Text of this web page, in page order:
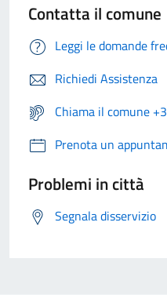
Contatta il comune
Leggi le domande
Richiedi Assistenza
Chiama il comune
Prenota un
Problemi in città
Segnala disservizio